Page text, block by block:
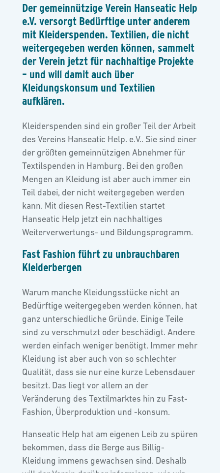
Der gemeinnützige Verein Hanseatic Help
e.V. versorgt Bedürftige unter anderem
mit Kleiderspenden. Textilien, die nicht
weitergegeben werden können, sammelt
der Verein jetzt für nachhaltige Projekte
– und will damit auch über
Kleidungskonsum und Textilien
aufklären.
Kleiderspenden sind ein großer Teil der Arbeit
des Vereins Hanseatic Help. e.V.. Sie sind einer
der größten gemeinnützigen Abnehmer für
Textilspenden in Hamburg. Bei den großen
Mengen an Kleidung ist aber auch immer ein
Teil dabei, der nicht weitergegeben werden
kann. Mit diesen Rest-Textilien startet
Hanseatic Help jetzt ein nachhaltiges
Weiterverwertungs- und Bildungsprogramm.
Fast Fashion führt zu unbrauchbaren
Kleiderbergen
Warum manche Kleidungsstücke nicht an
Bedürftige weitergegeben werden können, hat
ganz unterschiedliche Gründe. Einige Teile
sind zu verschmutzt oder beschädigt. Andere
werden einfach weniger benötigt. Immer mehr
Kleidung ist aber auch von so schlechter
Qualität, dass sie nur eine kurze Lebensdauer
besitzt. Das liegt vor allem an der
Veränderung des Textilmarktes hin zu Fast-
Fashion, Überproduktion und -konsum.
Hanseatic Help hat am eigenen Leib zu spüren
bekommen, dass die Berge aus Billig-
Kleidung immens gewachsen sind. Deshalb